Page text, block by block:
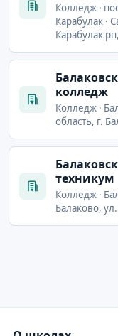
Колледж ·
Карабулак ·
Карабулак
колледж
Колледж ·
область, г.
техникум
Колледж ·
Балаково,